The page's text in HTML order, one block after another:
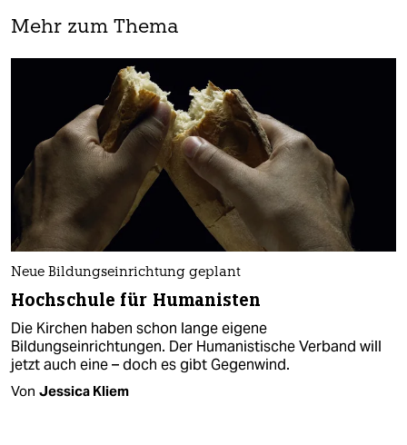
Mehr zum Thema
Neue Bildungseinrichtung geplant
Hochschule für Humanisten
Die Kirchen haben schon lange eigene
Bildungseinrichtungen. Der Huma­nistische Verband will
jetzt auch eine – doch es gibt Gegenwind.
Von Jessica Kliem